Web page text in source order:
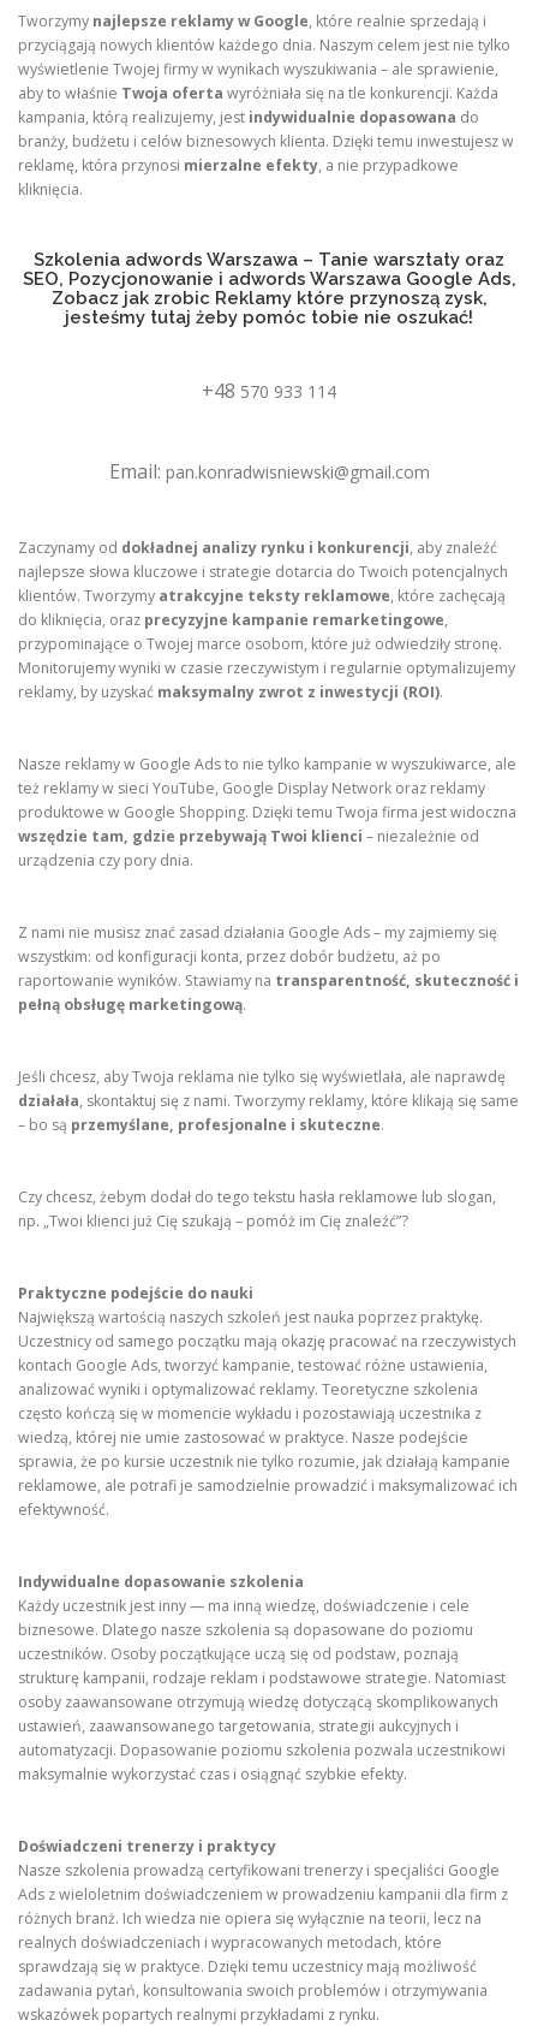
Tworzymy najlepsze reklamy w Google, które realnie sprzedają i
przyciągają nowych klientów każdego dnia. Naszym celem jest nie tylko
wyświetlenie Twojej firmy w wynikach wyszukiwania – ale sprawienie,
aby to właśnie Twoja oferta wyróżniała się na tle konkurencji. Każda
kampania, którą realizujemy, jest indywidualnie dopasowana do
branży, budżetu i celów biznesowych klienta. Dzięki temu inwestujesz w
reklamę, która przynosi mierzalne efekty, a nie przypadkowe
kliknięcia.
Szkolenia adwords Warszawa – Tanie warsztaty oraz
SEO, Pozycjonowanie i adwords Warszawa Google Ads,
Zobacz jak zrobic Reklamy które przynoszą zysk,
jesteśmy tutaj żeby pomóc tobie nie oszukać!
+48 570 933 114
Email: pan.konradwisniewski@gmail.com
Zaczynamy od dokładnej analizy rynku i konkurencji, aby znaleźć
najlepsze słowa kluczowe i strategie dotarcia do Twoich potencjalnych
klientów. Tworzymy atrakcyjne teksty reklamowe, które zachęcają
do kliknięcia, oraz precyzyjne kampanie remarketingowe,
przypominające o Twojej marce osobom, które już odwiedziły stronę.
Monitorujemy wyniki w czasie rzeczywistym i regularnie optymalizujemy
reklamy, by uzyskać maksymalny zwrot z inwestycji (ROI).
Nasze reklamy w Google Ads to nie tylko kampanie w wyszukiwarce, ale
też reklamy w sieci YouTube, Google Display Network oraz reklamy
produktowe w Google Shopping. Dzięki temu Twoja firma jest widoczna
wszędzie tam, gdzie przebywają Twoi klienci – niezależnie od
urządzenia czy pory dnia.
Z nami nie musisz znać zasad działania Google Ads – my zajmiemy się
wszystkim: od konfiguracji konta, przez dobór budżetu, aż po
raportowanie wyników. Stawiamy na transparentność, skuteczność i
pełną obsługę marketingową.
Jeśli chcesz, aby Twoja reklama nie tylko się wyświetlała, ale naprawdę
działała, skontaktuj się z nami. Tworzymy reklamy, które klikają się same
– bo są przemyślane, profesjonalne i skuteczne.
Czy chcesz, żebym dodał do tego tekstu hasła reklamowe lub slogan,
np. „Twoi klienci już Cię szukają – pomóż im Cię znaleźć”?
Praktyczne podejście do nauki
Największą wartością naszych szkoleń jest nauka poprzez praktykę.
Uczestnicy od samego początku mają okazję pracować na rzeczywistych
kontach Google Ads, tworzyć kampanie, testować różne ustawienia,
analizować wyniki i optymalizować reklamy. Teoretyczne szkolenia
często kończą się w momencie wykładu i pozostawiają uczestnika z
wiedzą, której nie umie zastosować w praktyce. Nasze podejście
sprawia, że po kursie uczestnik nie tylko rozumie, jak działają kampanie
reklamowe, ale potrafi je samodzielnie prowadzić i maksymalizować ich
efektywność.
Indywidualne dopasowanie szkolenia
Każdy uczestnik jest inny — ma inną wiedzę, doświadczenie i cele
biznesowe. Dlatego nasze szkolenia są dopasowane do poziomu
uczestników. Osoby początkujące uczą się od podstaw, poznają
strukturę kampanii, rodzaje reklam i podstawowe strategie. Natomiast
osoby zaawansowane otrzymują wiedzę dotyczącą skomplikowanych
ustawień, zaawansowanego targetowania, strategii aukcyjnych i
automatyzacji. Dopasowanie poziomu szkolenia pozwala uczestnikowi
maksymalnie wykorzystać czas i osiągnąć szybkie efekty.
Doświadczeni trenerzy i praktycy
Nasze szkolenia prowadzą certyfikowani trenerzy i specjaliści Google
Ads z wieloletnim doświadczeniem w prowadzeniu kampanii dla firm z
różnych branż. Ich wiedza nie opiera się wyłącznie na teorii, lecz na
realnych doświadczeniach i wypracowanych metodach, które
sprawdzają się w praktyce. Dzięki temu uczestnicy mają możliwość
zadawania pytań, konsultowania swoich problemów i otrzymywania
wskazówek popartych realnymi przykładami z rynku.